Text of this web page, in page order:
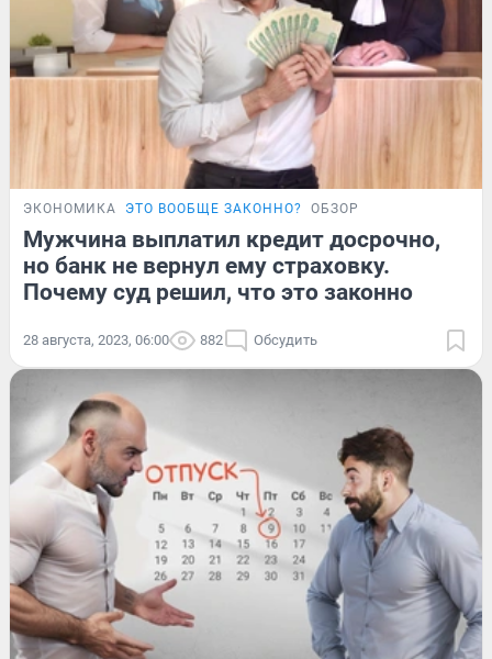
ЭКОНОМИКА ЭТО ВООБЩЕ ЗАКОННО? ОБЗОР
Мужчина выплатил кредит досрочно,
но банк не вернул ему страховку.
Почему суд решил, что это законно
28 августа, 2023, 06:00 882 Обсудить